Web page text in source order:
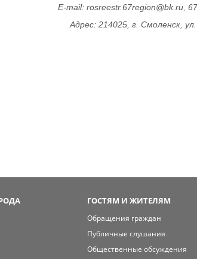
E-mail: rosreestr.67region@bk.ru,
Адрес: 214025, г. Смоленск,
ГОСТЯМ И ЖИТЕЛЯМ
Обращения граждан
Публичные слушания
Общественные обсуждения